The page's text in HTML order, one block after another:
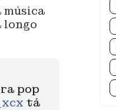
longo
pop
tá